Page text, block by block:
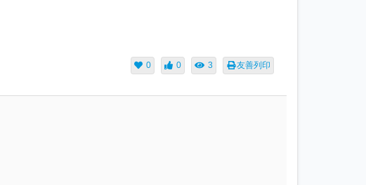
0 0 3 友善列印